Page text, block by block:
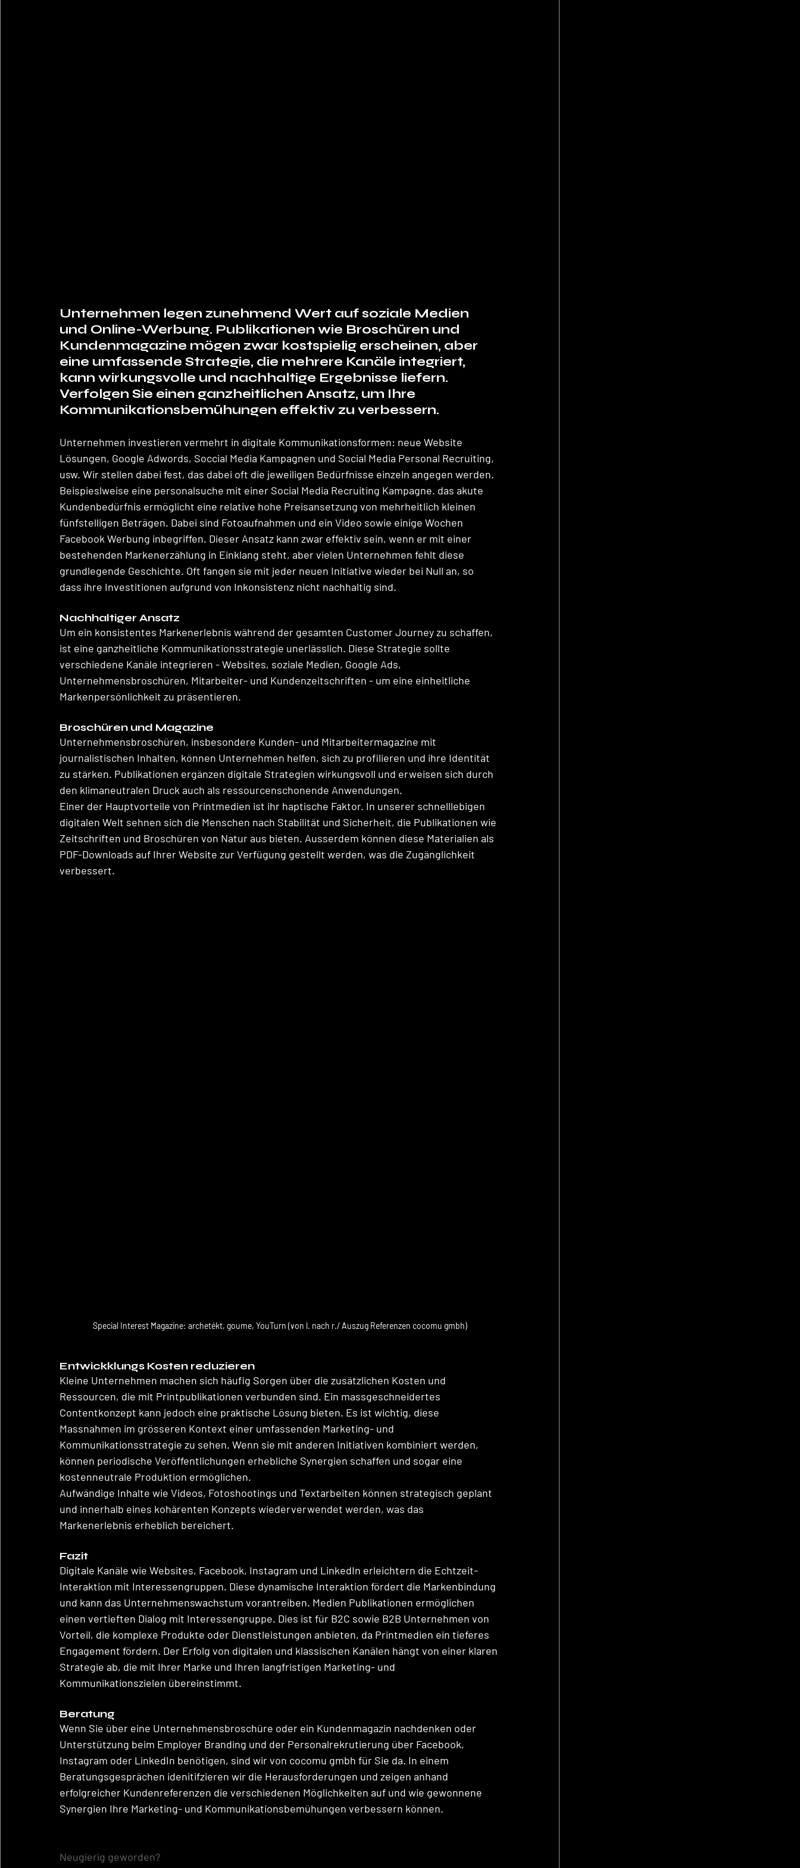
Unternehmen legen zunehmend Wert auf soziale Medien
und Online-Werbung. Publikationen wie Broschüren und
Kundenmagazine mögen zwar kostspielig erscheinen, aber
eine umfassende Strategie, die mehrere Kanäle integriert,
kann wirkungsvolle und nachhaltige Ergebnisse liefern.
Verfolgen Sie einen ganzheitlichen Ansatz, um Ihre
Kommunikationsbemühungen effektiv zu verbessern.
Unternehmen investieren vermehrt in digitale Kommunikationsformen: neue Website
Lösungen, Google Adwords, Soccial Media Kampagnen und Social Media Personal Recruiting,
usw. Wir stellen dabei fest, das dabei oft die jeweiligen Bedürfnisse einzeln angegen werden.
Beispieslweise eine personalsuche mit einer Social Media Recruiting Kampagne. das akute
Kundenbedürfnis ermöglicht eine relative hohe Preisansetzung von mehrheitlich kleinen
fünfstelligen Beträgen. Dabei sind Fotoaufnahmen und ein Video sowie einige Wochen
Facebook Werbung inbegriffen. Dieser Ansatz kann zwar effektiv sein, wenn er mit einer
bestehenden Markenerzählung in Einklang steht, aber vielen Unternehmen fehlt diese
grundlegende Geschichte. Oft fangen sie mit jeder neuen Initiative wieder bei Null an, so
dass ihre Investitionen aufgrund von Inkonsistenz nicht nachhaltig sind.
Nachhaltiger Ansatz
Um ein konsistentes Markenerlebnis während der gesamten Customer Journey zu schaffen,
ist eine ganzheitliche Kommunikationsstrategie unerlässlich. Diese Strategie sollte
verschiedene Kanäle integrieren - Websites, soziale Medien, Google Ads,
Unternehmensbroschüren, Mitarbeiter- und Kundenzeitschriften - um eine einheitliche
Markenpersönlichkeit zu präsentieren.
Broschüren und Magazine
Unternehmensbroschüren, insbesondere Kunden- und Mitarbeitermagazine mit
journalistischen Inhalten, können Unternehmen helfen, sich zu profilieren und ihre Identität
zu stärken. Publikationen ergänzen digitale Strategien wirkungsvoll und erweisen sich durch
den klimaneutralen Druck auch als ressourcenschonende Anwendungen.
Einer der Hauptvorteile von Printmedien ist ihr haptische Faktor. In unserer schnelllebigen
digitalen Welt sehnen sich die Menschen nach Stabilität und Sicherheit, die Publikationen wie
Zeitschriften und Broschüren von Natur aus bieten. Ausserdem können diese Materialien als
PDF-Downloads auf Ihrer Website zur Verfügung gestellt werden, was die Zugänglichkeit
verbessert.
Special Interest Magazine: archetékt, goume, YouTurn (von l. nach r./ Auszug Referenzen cocomu gmbh)
Entwickklungs Kosten reduzieren
Kleine Unternehmen machen sich häufig Sorgen über die zusätzlichen Kosten und
Ressourcen, die mit Printpublikationen verbunden sind. Ein massgeschneidertes
Contentkonzept kann jedoch eine praktische Lösung bieten. Es ist wichtig, diese
Massnahmen im grösseren Kontext einer umfassenden Marketing- und
Kommunikationsstrategie zu sehen. Wenn sie mit anderen Initiativen kombiniert werden,
können periodische Veröffentlichungen erhebliche Synergien schaffen und sogar eine
kostenneutrale Produktion ermöglichen.
Aufwändige Inhalte wie Videos, Fotoshootings und Textarbeiten können strategisch geplant
und innerhalb eines kohärenten Konzepts wiederverwendet werden, was das
Markenerlebnis erheblich bereichert.
Fazit
Digitale Kanäle wie Websites, Facebook, Instagram und LinkedIn erleichtern die Echtzeit-
Interaktion mit Interessengruppen. Diese dynamische Interaktion fördert die Markenbindung
und kann das Unternehmenswachstum vorantreiben. Medien Publikationen ermöglichen
einen vertieften Dialog mit Interessengruppe. Dies ist für B2C sowie B2B Unternehmen von
Vorteil, die komplexe Produkte oder Dienstleistungen anbieten, da Printmedien ein tieferes
Engagement fördern. Der Erfolg von digitalen und klassischen Kanälen hängt von einer klaren
Strategie ab, die mit Ihrer Marke und Ihren langfristigen Marketing- und
Kommunikationszielen übereinstimmt.
Beratung
Wenn Sie über eine Unternehmensbroschüre oder ein Kundenmagazin nachdenken oder
Unterstützung beim Employer Branding und der Personalrekrutierung über Facebook,
Instagram oder LinkedIn benötigen, sind wir von cocomu gmbh für Sie da. In einem
Beratungsgesprächen idenitifzieren wir die Herausforderungen und zeigen anhand
erfolgreicher Kundenreferenzen die verschiedenen Möglichkeiten auf und wie gewonnene
Synergien Ihre Marketing- und Kommunikationsbemühungen verbessern können.
Neugierig geworden?